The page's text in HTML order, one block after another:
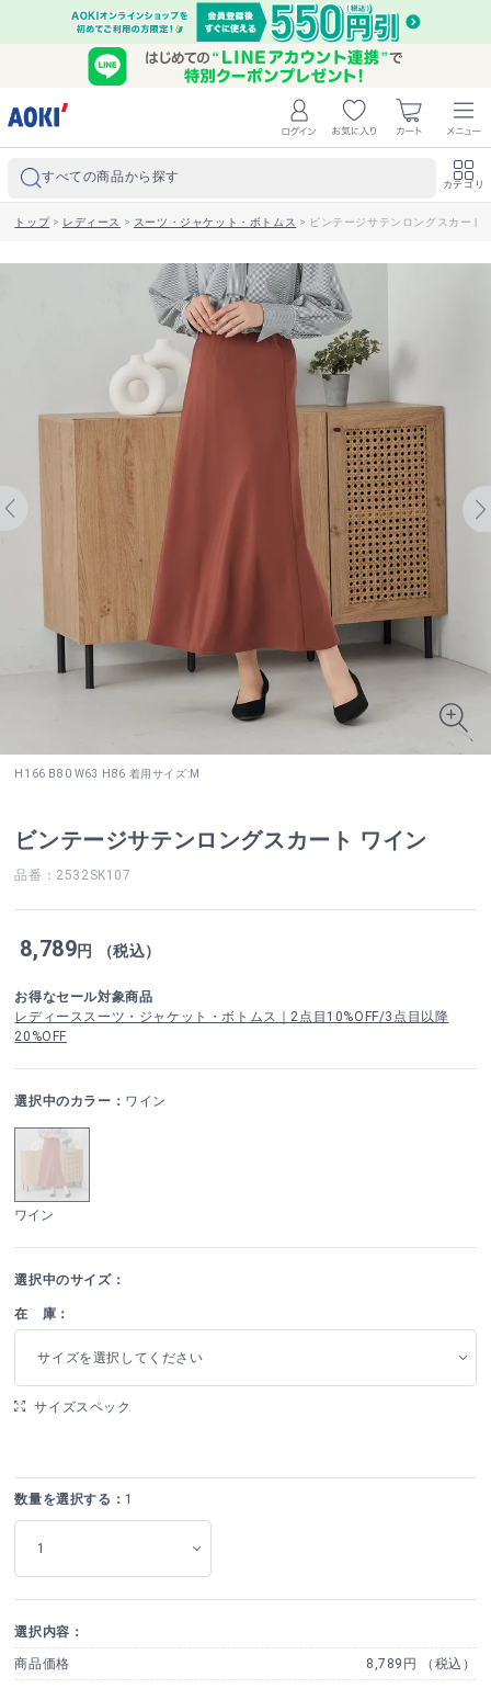
すべての商品から探す カテゴリ
トップ> レディース > スーツ・ジャケット・ボトムス > ビンテージサテンロングスカート
H166 B80 W63 H86 着用サイズ:M
ビンテージサテンロングスカート ワイン
品番：2532SK107
8,789円 （税込）
お得なセール対象商品
レディーススーツ・ジャケット・ボトムス｜2点目10%OFF/3点目以降
20%OFF
選択中のカラー： ワイン
ワイン
選択中のサイズ：
在 庫：
サイズを選択してください
サイズスペック
数量を選択する： 1
選択内容：
商品価格 8,789円 （税込）